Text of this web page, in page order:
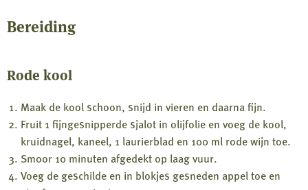
Bereiding
Rode kool
Maak de kool schoon, snijd in vieren en daarna fijn.
Fruit 1 fijngesnipperde sjalot in olijfolie en voeg de kool,
kruidnagel, kaneel, 1 laurierblad en 100 ml rode wijn toe.
Smoor 10 minuten afgedekt op laag vuur.
Voeg de geschilde en in blokjes gesneden appel toe en